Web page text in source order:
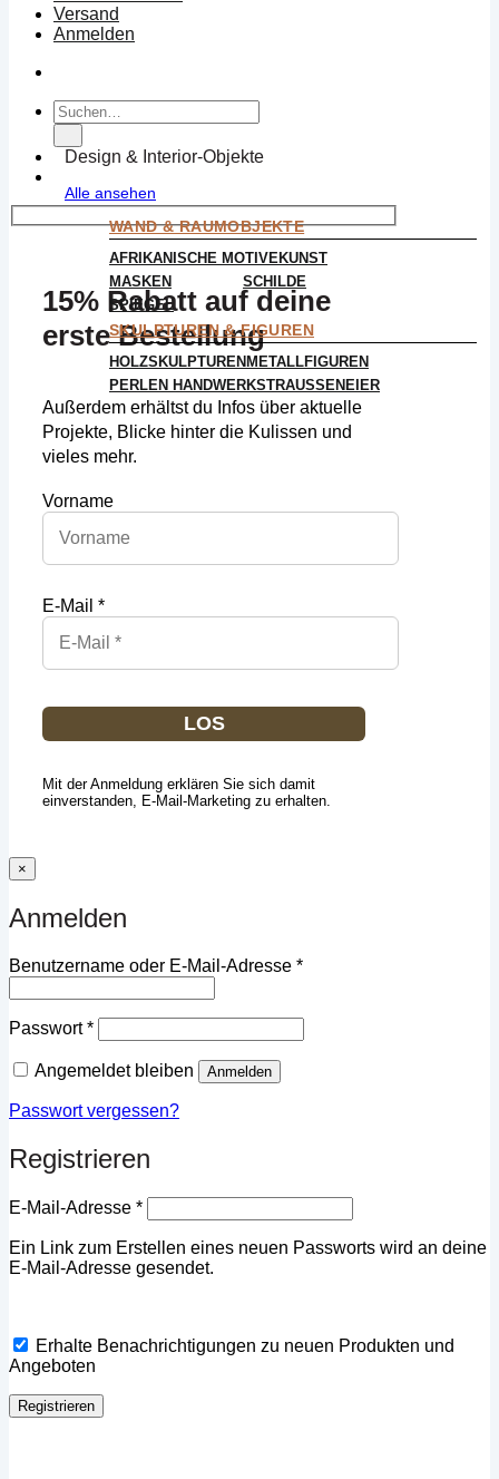
Design & Interior-Objekte
Alle ansehen
WAND & RAUMOBJEKTE
AFRIKANISCHE MOTIVEKUNST
MASKEN
SCHILDE
SPIEGEL
SKULPTUREN & FIGUREN
HOLZSKULPTURENMETALLFIGUREN
PERLEN HANDWERKSTRAUSSENEIER
Versand
Anmelden
Suchen
nach:
15% Rabatt auf deine
erste Bestellung
Außerdem erhältst du Infos über aktuelle
Projekte, Blicke hinter die Kulissen und
vieles mehr.
Vorname
E-Mail *
LOS
Mit der Anmeldung erklären Sie sich damit
einverstanden, E-Mail-Marketing zu erhalten.
×
Anmelden
Benutzername oder E-Mail-Adresse *Erforderlich
Passwort*Erforderlich
Angemeldet bleiben Anmelden
Passwort vergessen?
Registrieren
E-Mail-Adresse *Erforderlich
Ein Link zum Erstellen eines neuen Passworts wird an deine
E-Mail-Adresse gesendet.
Erhalte Benachrichtigungen zu neuen Produkten und
Angeboten
Registrieren